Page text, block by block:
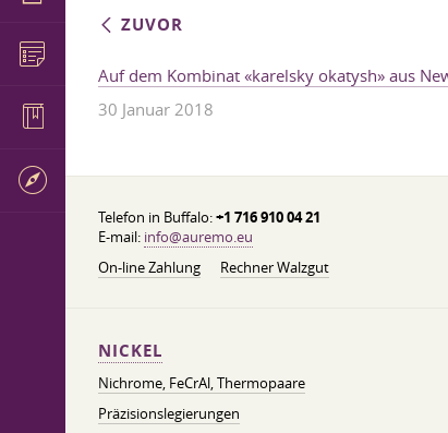
ZUVOR
Auf dem Kombinat «karelsky okatysh» aus
30 Januar 2018
Telefon in Buffalo:+1 716 910 04 21
E-mail: info@auremo.eu
On-line Zahlung
Rechner Walzgut
NICKEL
Nichrome, FeСrAl, ​​Thermopaare
Präzisionslegierungen